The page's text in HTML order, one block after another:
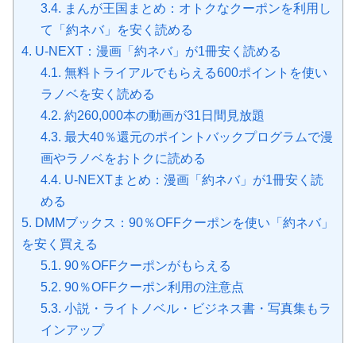
3.4. まんが王国まとめ：オトクなクーポンを利用し
て「約ネバ」を安く読める
4. U-NEXT：漫画「約ネバ」が1冊安く読める
4.1. 無料トライアルでもらえる600ポイントを使い
ラノベを安く読める
4.2. 約260,000本の動画が31日間見放題
4.3. 最大40％還元のポイントバックプログラムで漫
画やラノベをおトクに読める
4.4. U-NEXTまとめ：漫画「約ネバ」が1冊安く読
める
5. DMMブックス：90％OFFクーポンを使い「約ネバ」
を安く買える
5.1. 90％OFFクーポンがもらえる
5.2. 90％OFFクーポン利用の注意点
5.3. 小説・ライトノベル・ビジネス書・写真集もラ
インアップ